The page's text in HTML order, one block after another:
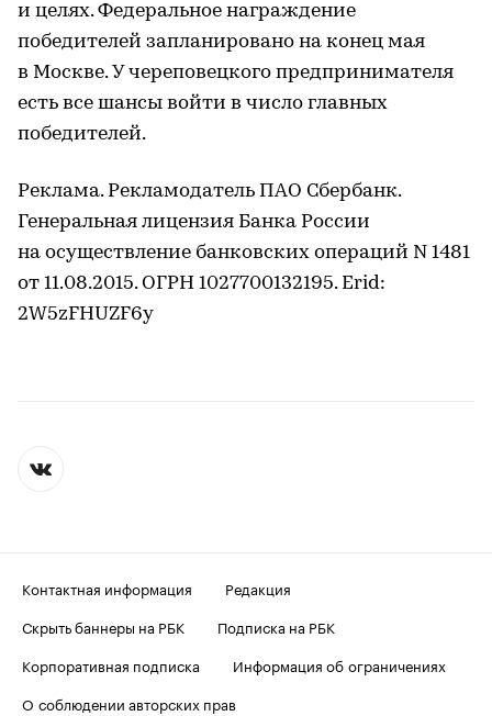
и целях. Федеральное награждение
победителей запланировано на конец мая
в Москве. У череповецкого предпринимателя
есть все шансы войти в число главных
победителей.
Реклама. Рекламодатель ПАО Сбербанк.
Генеральная лицензия Банка России
на осуществление банковских операций N 1481
от 11.08.2015. ОГРН 1027700132195. Erid:
2W5zFHUZF6y
Контактная информация
Редакция
Скрыть баннеры на РБК
Подписка на РБК
Корпоративная подписка
Информация об ограничениях
О соблюдении авторских прав